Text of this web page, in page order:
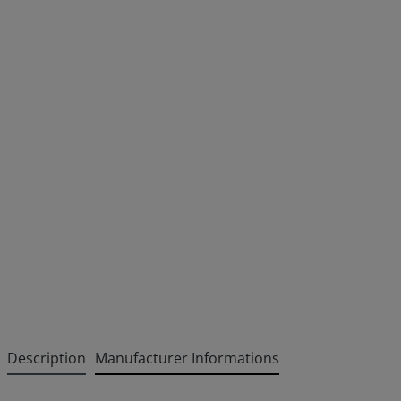
Description Manufacturer Informations